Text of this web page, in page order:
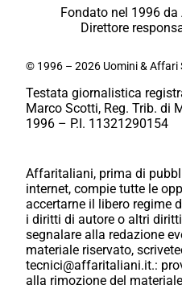
Fondato nel 1996
Direttore
© 1996 – 2026 Uomini & Affari
Testata giornalistica
Marco Scotti, Reg. Trib. di
1996 – P.I. 11321290154
Affaritaliani, prima di
internet, compie tutte le
accertarne il libero regime
i diritti di autore o altri
segnalare alla redazione
materiale riservato,
tecnici@affaritaliani.it.:
alla rimozione del